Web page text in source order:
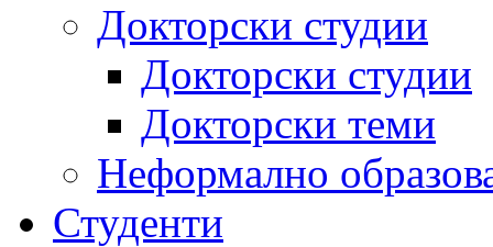
Докторски студии
Докторски студии
Докторски теми
Неформално
Студенти